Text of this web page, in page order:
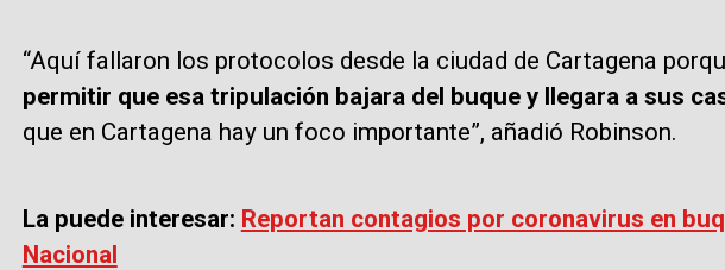
“Aquí fallaron los protocolos desde la ciudad de Cartagena
permitir que esa tripulación bajara del buque y llegara a sus
que en Cartagena hay un foco importante”, añadió Robinson.
La puede interesar: Reportan contagios por coronavirus en
Nacional